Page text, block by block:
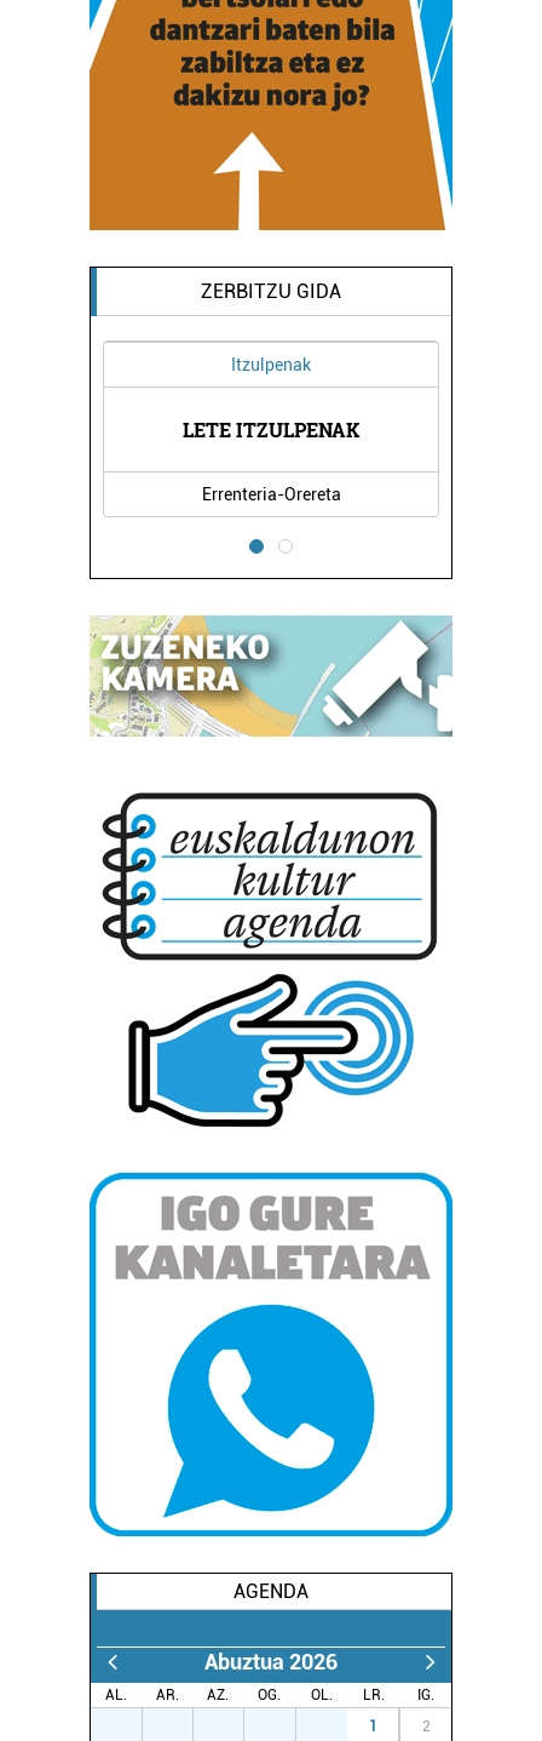
ZERBITZU GIDA
Itzulpenak
LETE ITZULPENAK
Errenteria-Orereta
AGENDA
Abuztua 2026
AL. AR. AZ. OG. OL. LR.
IG.
1 2